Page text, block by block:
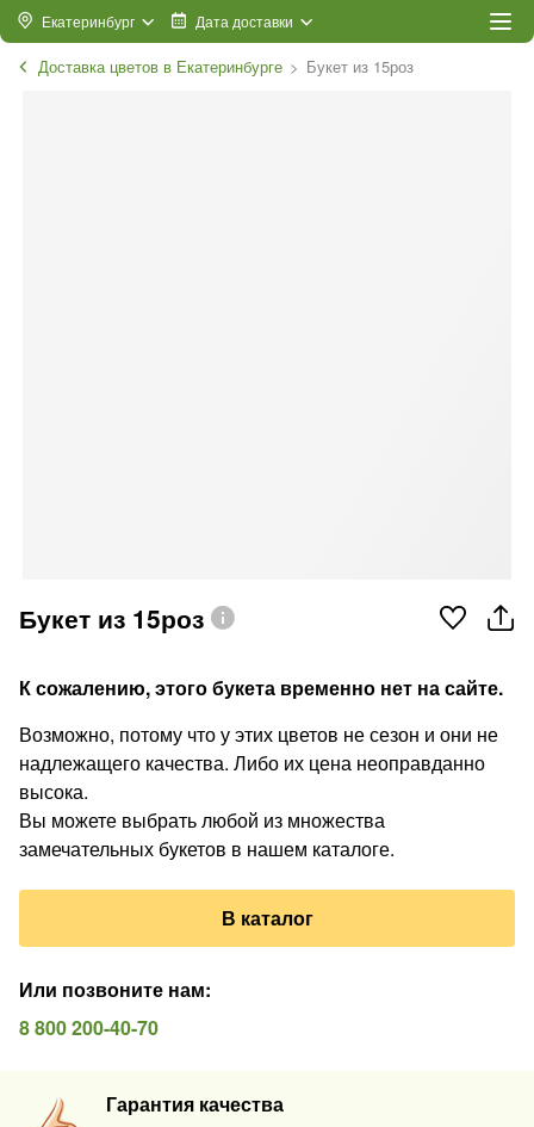
Екатеринбург Дата доставки
Доставка цветов в Екатеринбурге Букет из 15роз
Букет из 15роз
К сожалению, этого букета временно нет на сайте.
Возможно, потому что у этих цветов не сезон и они не
надлежащего качества. Либо их цена неоправданно
высока.
Вы можете выбрать любой из множества
замечательных букетов в нашем каталоге.
В каталог
Или позвоните нам:
8 800 200-40-70
Гарантия качества